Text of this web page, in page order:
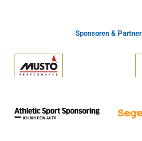
Sponsoren & Partner